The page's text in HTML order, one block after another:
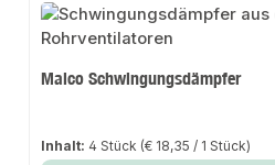
Maico Schwingungsdämpfer
Inhalt: 4 Stück (€ 18,35 / 1 Stück)